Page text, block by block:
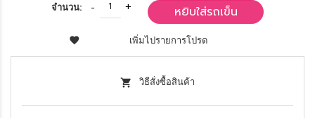
จำนวน: หยิบใส่รถเข็น
เพิ่มไปรายการโปรด
วิธีสั่งซื้อสินค้า